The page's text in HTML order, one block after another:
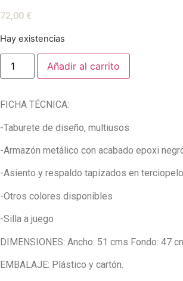
72,00 €
Hay existencias
Añadir al carrito
FICHA TÉCNICA:
-Taburete de diseño, multiusos
-Armazón metálico con acabado epoxi
-Asiento y respaldo tapizados en
-Otros colores disponibles
-Silla a juego
DIMENSIONES: Ancho: 51 cms Fondo: 47
EMBALAJE: Plástico y cartón.